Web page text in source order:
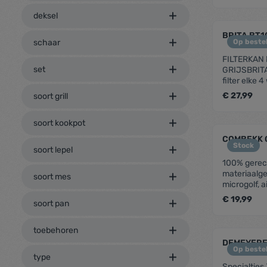
deksel
schaar
set
soort grill
soort kookpot
soort lepel
soort mes
soort pan
toebehoren
type
Op
BRITA
filter elke 4
met
geopend
water: 1,5L
€ 27,99
Stock
100%
microgolf,
€ 19,99
Op